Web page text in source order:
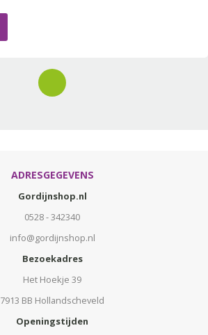
ADRESGEGEVENS
Gordijnshop.nl
0528 - 342340
info@gordijnshop.nl
Bezoekadres
Het Hoekje 39
7913 BB Hollandscheveld
Openingstijden